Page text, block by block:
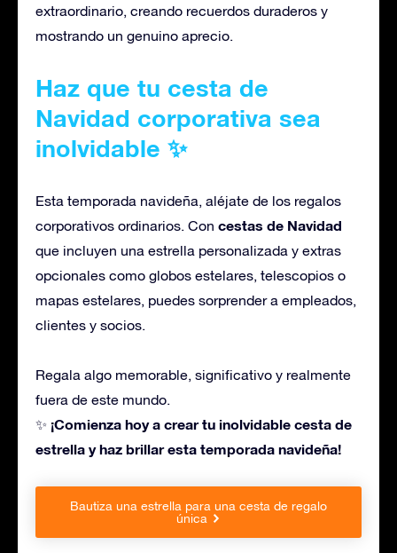
extraordinario, creando recuerdos duraderos y
mostrando un genuino aprecio.
Haz que tu cesta de
Navidad corporativa sea
inolvidable ✨
Esta temporada navideña, aléjate de los regalos
corporativos ordinarios. Con cestas de Navidad
que incluyen una estrella personalizada y extras
opcionales como globos estelares, telescopios o
mapas estelares, puedes sorprender a empleados,
clientes y socios.
Regala algo memorable, significativo y realmente
fuera de este mundo.
✨ ¡Comienza hoy a crear tu inolvidable cesta de
estrella y haz brillar esta temporada navideña!
Bautiza una estrella para una cesta de regalo
única